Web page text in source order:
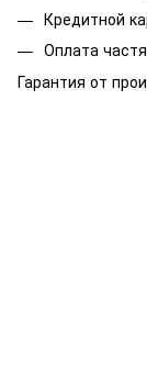
Кредитной
Оплата
Гарантия от